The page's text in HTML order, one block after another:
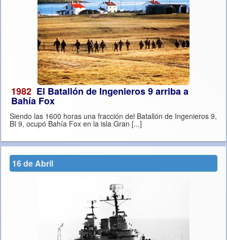
1982
Bahía Fox
Siendo las 1600 horas una fracción del Batallón de Ingenieros 9,
BI 9, ocupó Bahía Fox en la isla Gran [...]
16 de Abril